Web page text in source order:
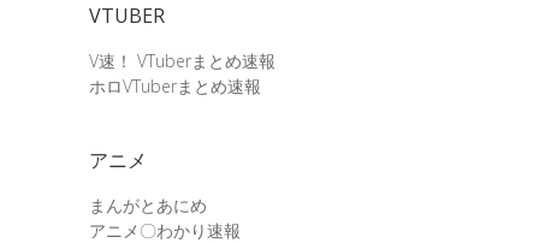
VTUBER
V速！ VTuberまとめ速報
ホロVTuberまとめ速報
アニメ
まんがとあにめ
アニメ〇わかり速報